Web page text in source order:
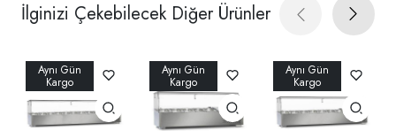
İlginizi Çekebilecek Diğer Ürünler